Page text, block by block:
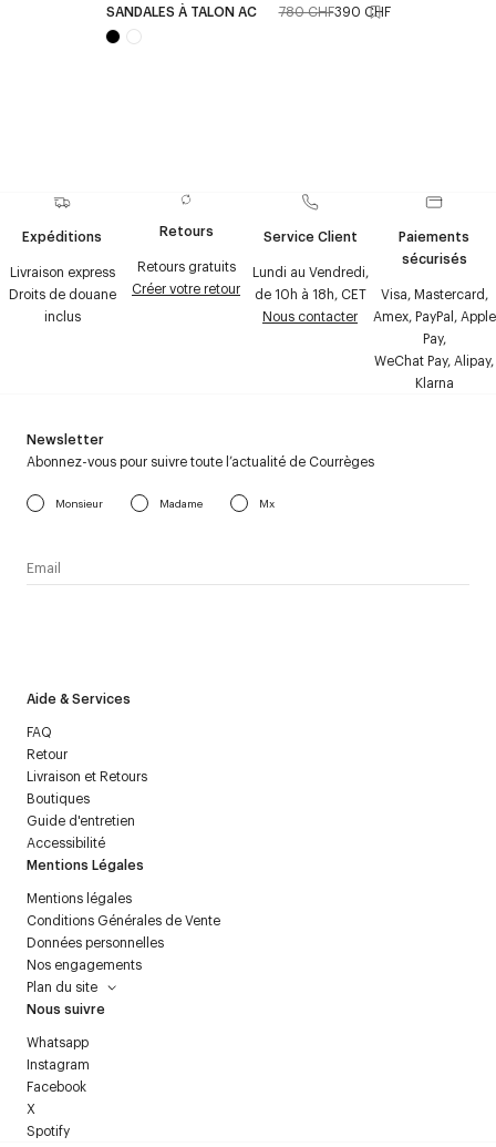
SANDALES À TALON AC 780 CHF390 CHF
Expéditions
Livraison express
Droits de douane
inclus
Retours
Retours gratuits
Créer votre retour
Service Client
Lundi au Vendredi,
de 10h à 18h, CET
Nous contacter
Paiements
sécurisés
Visa, Mastercard,
Amex, PayPal, Apple
Pay,
WeChat Pay, Alipay,
Klarna
Aide & Services
FAQ
Retour
Livraison et Retours
Boutiques
Guide d'entretien
Accessibilité
Mentions Légales
Mentions légales
Conditions Générales de Vente
Données personnelles
Nos engagements
Plan du site
Nous suivre
Whatsapp
Instagram
Facebook
X
Spotify
Newsletter
Abonnez-vous pour suivre toute l’actualité de Courrèges
Monsieur Madame Mx